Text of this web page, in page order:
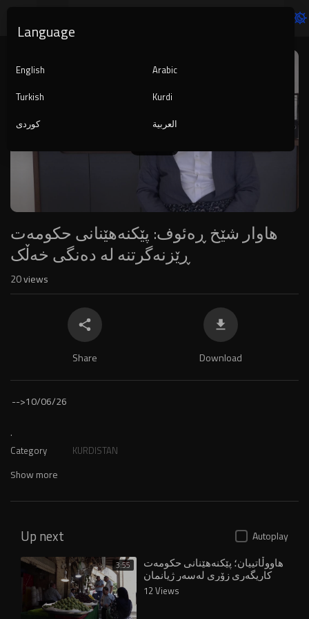
Player
هاوار شێخ ڕەئوف: پێکنەهێنانی حکومەت
ڕێزنەگرتنە لە دەنگی خەڵک
20views
Share Download
-->10/06/26
.
Category KURDISTAN
Show more
Up next Autoplay
3:55 هاووڵاتییان؛ پێکنەهێنانی حکومەت
کاریگەری زۆری لەسەر ژیانمان
درووستکردووە
12 Views
Language
English
Arabic
Turkish
Kurdi
کوردی
العربية